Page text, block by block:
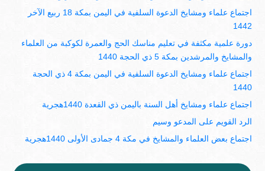
اجتماع علماء ومشايخ الدعوة السلفية في اليمن بمكة 18 ربيع الآخر
1442
دورة علمية مكثفة في تعليم مناسك الحج والعمرة لكوكبة من العلماء
والمشايخ والمرشدين بمكة 5 ذي الحجة 1440
اجتماع علماء ومشايخ الدعوة السلفية في اليمن بمكة 4 ذي الحجة
1440
اجتماع علماء ومشايخ أهل السنة باليمن ذي القعدة 1440هجرية
الرد القويم على المدعو وسيم
اجتماع بعض العلماء والمشايخ في مكة 4 جمادى الأولى 1440هجرية